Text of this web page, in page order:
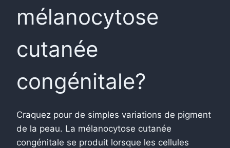
mélanocytose
cutanée
congénitale?
Craquez pour de simples variations de pigment
de la peau. La mélanocytose cutanée
congénitale se produit lorsque les cellules